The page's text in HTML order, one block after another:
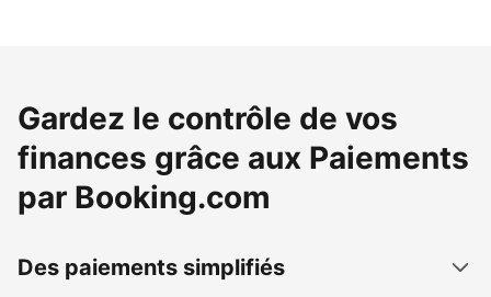
Gardez le contrôle de vos
finances grâce aux Paiements
par Booking.com
Des paiements simplifiés